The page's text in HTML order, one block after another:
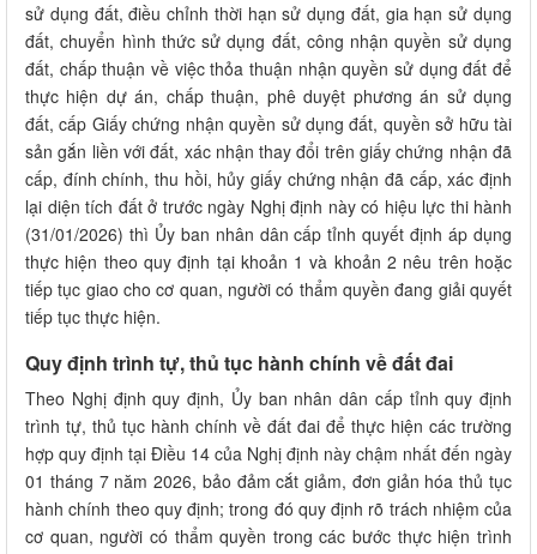
sử dụng đất, điều chỉnh thời hạn sử dụng đất, gia hạn sử dụng
đất, chuyển hình thức sử dụng đất, công nhận quyền sử dụng
đất, chấp thuận về việc thỏa thuận nhận quyền sử dụng đất để
thực hiện dự án, chấp thuận, phê duyệt phương án sử dụng
đất, cấp Giấy chứng nhận quyền sử dụng đất, quyền sở hữu tài
sản gắn liền với đất, xác nhận thay đổi trên giấy chứng nhận đã
cấp, đính chính, thu hồi, hủy giấy chứng nhận đã cấp, xác định
lại diện tích đất ở trước ngày Nghị định này có hiệu lực thi hành
(31/01/2026) thì Ủy ban nhân dân cấp tỉnh quyết định áp dụng
thực hiện theo quy định tại khoản 1 và khoản 2 nêu trên hoặc
tiếp tục giao cho cơ quan, người có thẩm quyền đang giải quyết
tiếp tục thực hiện.
Quy định trình tự, thủ tục hành chính về đất đai
Theo Nghị định quy định, Ủy ban nhân dân cấp tỉnh quy định
trình tự, thủ tục hành chính về đất đai để thực hiện các trường
hợp quy định tại Điều 14 của Nghị định này chậm nhất đến ngày
01 tháng 7 năm 2026, bảo đảm cắt giảm, đơn giản hóa thủ tục
hành chính theo quy định; trong đó quy định rõ trách nhiệm của
cơ quan, người có thẩm quyền trong các bước thực hiện trình